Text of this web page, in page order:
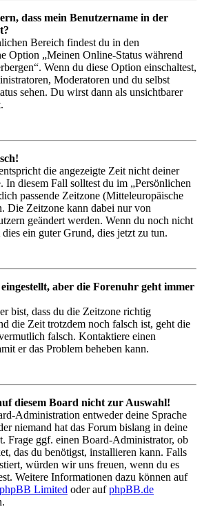
dass mein Benutzername in der
Bereich findest du in den
Option „Meinen Online-Status während
Wenn du diese Option einschaltest,
Moderatoren und du selbst
sehen. Du wirst dann als unsichtbarer
die angezeigte Zeit nicht deiner
In diesem Fall solltest du im „Persönlichen
passende Zeitzone (Mitteleuropäische
Die Zeitzone kann dabei nur von
geändert werden. Wenn du noch nicht
ein guter Grund, dies jetzt zu tun.
aber die Forenuhr geht immer
bist, dass du die Zeitzone richtig
die Zeit trotzdem noch falsch ist, geht die
falsch. Kontaktiere einen
er das Problem beheben kann.
diesem Board nicht zur Auswahl!
Administration entweder deine Sprache
niemand hat das Forum bislang in deine
Frage ggf. einen Board-Administrator, ob
das du benötigst, installieren kann. Falls
würden wir uns freuen, wenn du es
Weitere Informationen dazu können auf
phpBB Limited oder aufphpBB.de